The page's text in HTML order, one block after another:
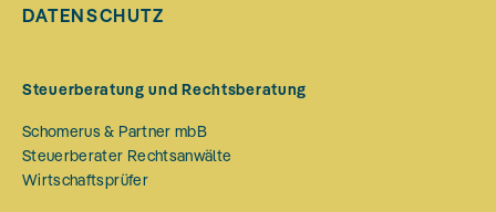
DATENSCHUTZ
Steuerberatung und Rechtsberatung
Schomerus & Partner mbB
Steuerberater Rechtsanwälte
Wirtschaftsprüfer